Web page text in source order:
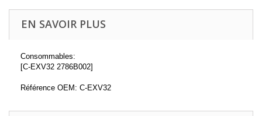
EN SAVOIR PLUS
Consommables:
[C-EXV32 2786B002]
Référence OEM: C-EXV32